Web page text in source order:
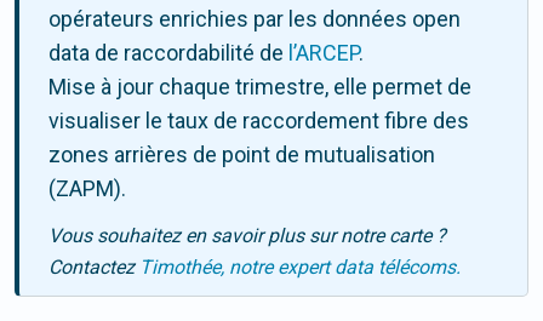
opérateurs enrichies par les données open
data de raccordabilité de l’ARCEP.
Mise à jour chaque trimestre, elle permet de
visualiser le taux de raccordement fibre des
zones arrières de point de mutualisation
(ZAPM).
Vous souhaitez en savoir plus sur notre carte ?
Contactez Timothée, notre expert data télécoms.